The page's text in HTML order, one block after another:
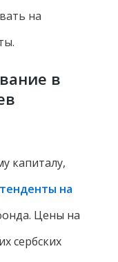
на
в
капиталу,
на
Цены на
сербских